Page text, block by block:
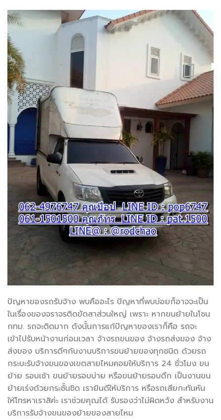
ปัญหาของรถรับจ้าง พบคืออะไร ปัญหาที่พบบ่อยก็อาจจะเป็น
ในเรื่องของจราจรติดขัดสาส่วนใหญ่ เพราะ หากขนย้ายในโซน
กทม. รถจะติดมาก ดังนั้นการแก้ปัญหาของเราก็คือ รถจะ
เข้าไปรับหน้างานก่อนเวลา จ้างรถขนของ จ้างรถส่งของ จ้าง
ส่งของ บริการดีๆกับงานบริการขนย้ายของทุกชนิด ด้วยรถ
กระบะรับจ้างขนของเขตสายไหมคอยให้บริการ 24 ชั่วโมง ขน
ย้าย รอบเช้า ขนย้ายรอบบ่าย หรือขนย้ายรอบดึก เป็นงานขน
ย้ายเร่งด้วยกระชั้นชิด เรายินดีให้บริการ หรือรถเสียกะทันหัน
ให้โทรหาเราสิค่ะ เราช่วยคุณได้ รับรองว่าไม่ผิดหวัง สำหรับงาน
บริการรับจ้างขนของย้ายของสายไหม